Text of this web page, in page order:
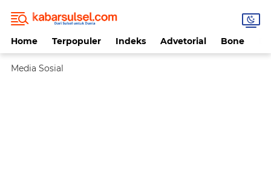
Home Terpopuler Indeks Advetorial Bone
Media Sosial